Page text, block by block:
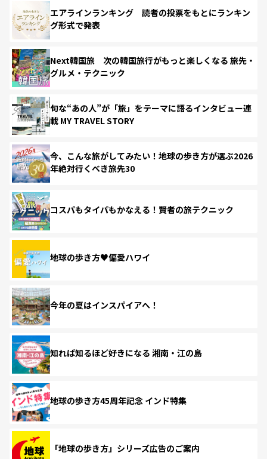
エアラインランキング 読者の投票をもとにランキン
グ形式で発表
Next韓国旅 次の韓国旅行がもっと楽しくなる 旅先・
グルメ・テクニック
旬な“あの人”が「旅」をテーマに語るインタビュー連
載 MY TRAVEL STORY
今、こんな旅がしてみたい！地球の歩き方が選ぶ2026
年絶対行くべき旅先30
コスパもタイパもかなえる！賢者の旅テクニック
地球の歩き方♥偏愛ハワイ
今年の夏はインスパイアへ！
知れば知るほど好きになる 湘南・江の島
地球の歩き方45周年記念 インド特集
「地球の歩き方」シリーズ広告のご案内